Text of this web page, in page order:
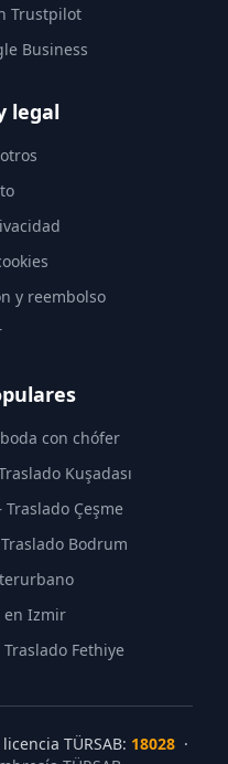
Trustpilot
Business
legal
y reembolso
con chófer
Kuşadası
Çeşme
Bodrum
en Izmir
Fethiye
TÜRSAB: 18028 ·